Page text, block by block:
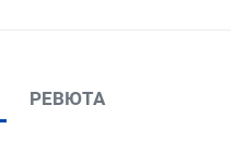
РЕВЮТА